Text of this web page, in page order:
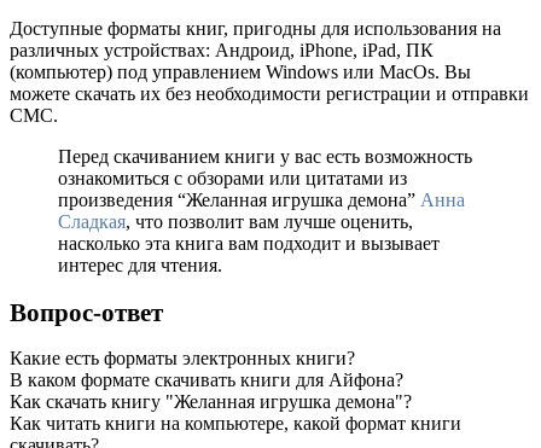
Доступные форматы книг, пригодны для использования на
различных устройствах: Андроид, iPhone, iPad, ПК
(компьютер) под управлением Windows или MacOs. Вы
можете скачать их без необходимости регистрации и отправки
СМС.
Перед скачиванием книги у вас есть возможность
ознакомиться с обзорами или цитатами из
произведения “Желанная игрушка демона” Анна
Сладкая, что позволит вам лучше оценить,
насколько эта книга вам подходит и вызывает
интерес для чтения.
Вопрос-ответ
Какие есть форматы электронных книги?
В каком формате скачивать книги для Айфона?
Как скачать книгу "Желанная игрушка демона"?
Как читать книги на компьютере, какой формат книги